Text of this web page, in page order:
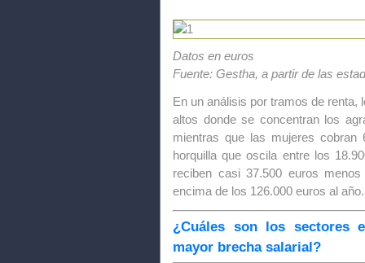
Datos en euros
Fuente: Gestha, a partir de las
En un análisis por tramos de
altos donde se concentran los
mientras que las mujeres
horquilla que oscila entre los
reciben casi 37.500 euros
encima de los 126.000 euros al año.
¿Cuáles son los sectores
mayor brecha salarial?